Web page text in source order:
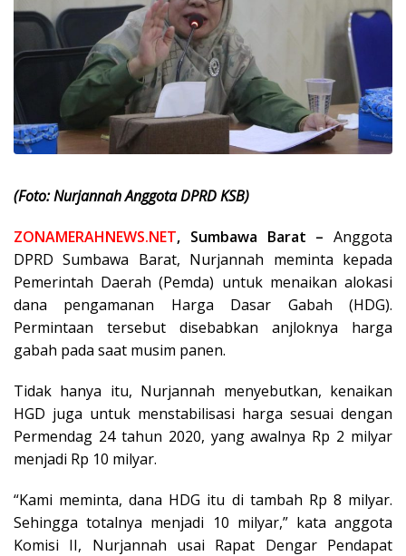
(Foto: Nurjannah Anggota DPRD KSB)
ZONAMERAHNEWS.NET, Sumbawa Barat – Anggota
DPRD Sumbawa Barat, Nurjannah meminta kepada
Pemerintah Daerah (Pemda) untuk menaikan alokasi
dana pengamanan Harga Dasar Gabah (HDG).
Permintaan tersebut disebabkan anjloknya harga
gabah pada saat musim panen.
Tidak hanya itu, Nurjannah menyebutkan, kenaikan
HGD juga untuk menstabilisasi harga sesuai dengan
Permendag 24 tahun 2020, yang awalnya Rp 2 milyar
menjadi Rp 10 milyar.
“Kami meminta, dana HDG itu di tambah Rp 8 milyar.
Sehingga totalnya menjadi 10 milyar,” kata anggota
Komisi II, Nurjannah usai Rapat Dengar Pendapat